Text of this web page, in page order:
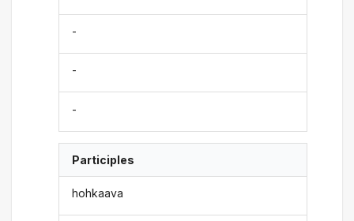
-
-
-
Participles
hohkaava